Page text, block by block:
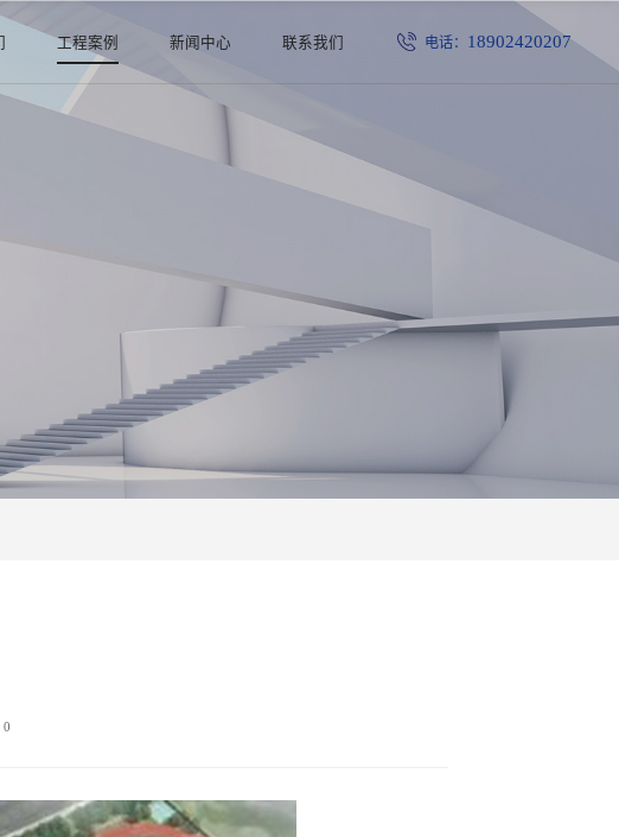
工程案例 新闻中心 联系我们 电话： 18902420207
0